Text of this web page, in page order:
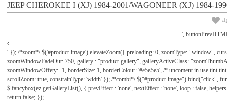
JEEP CHEROKEE I (XJ) 1984-2001/WAGONEER (XJ) 1984-
',
' }); /*zoom*/ $('#product-image').elevateZoom({ preloading: 0, zoomType: "window",
zoomWindowFadeOut: 750, gallery : "product-gallery", galleryActiveClass:
zoomWindowOffety: -1, borderSize: 1, borderColour: '#e5e5e5', /* uncoment in use tint
scrollZoom: true, constrainType: 'width' }); /*combi*/ $("#product-image").bind("click",
$.fancybox(ez.getGalleryList(), { prevEffect : 'none', nextEffect : 'none', loop : false,
return false; });